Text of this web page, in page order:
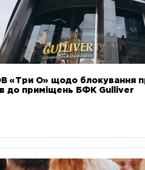
«Три О» щодо блокування
до приміщень БФК Gulliver